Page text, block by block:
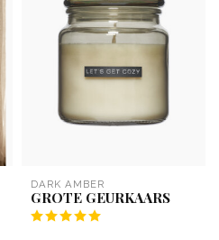
DARK AMBER
GROTE GEURKAARS